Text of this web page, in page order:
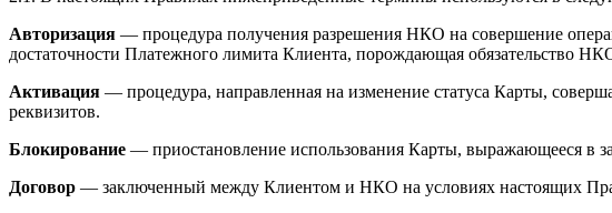
Авторизация — процедура получения разрешения НКО на совершение
достаточности Платежного лимита Клиента, порождающая обязательство
Активация — процедура, направленная на изменение статуса Карты,
реквизитов.
Блокирование — приостановление использования Карты, выражающееся в
Договор — заключенный между Клиентом и НКО на условиях настоящих